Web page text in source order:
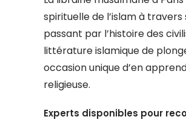
spirituelle de l’islam à
passant par l’histoire des
littérature islamique de
occasion unique d’en
religieuse.
Experts disponibles pour